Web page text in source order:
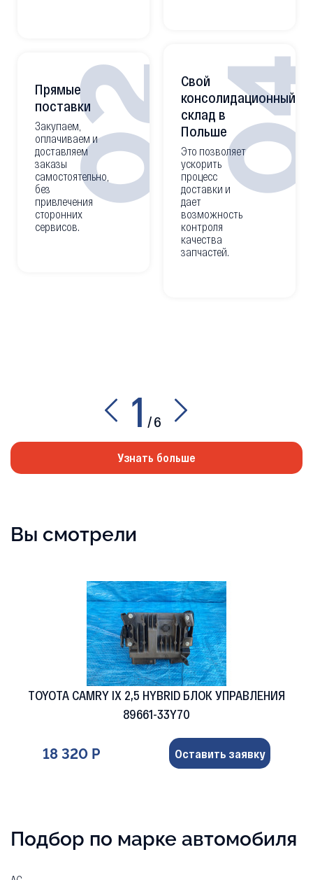
02
Прямые
поставки
Закупаем,
оплачиваем и
доставляем
заказы
самостоятельно,
без
привлечения
сторонних
сервисов.
Свой
консолидационный
склад в
Польше
Это позволяет
ускорить
процесс
доставки и
дает
возможность
контроля
качества
запчастей.
1 /6
Узнать больше
Вы смотрели
TOYOTA CAMRY IX 2,5 HYBRID БЛОК УПРАВЛЕНИЯ
89661-33Y70
18 320 Р Оставить заявку
Подбор по марке автомобиля